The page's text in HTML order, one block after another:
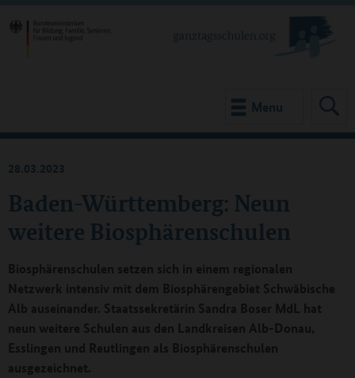
Menu
Baden-Württemberg: Neun
weitere Biosphärenschulen
28.03.2023
Biosphärenschulen setzen sich in einem regionalen
Netzwerk intensiv mit dem Biosphärengebiet Schwäbische
Alb auseinander. Staatssekretärin Sandra Boser MdL hat
neun weitere Schulen aus den Landkreisen Alb-Donau,
Esslingen und Reutlingen als Biosphärenschulen
ausgezeichnet.